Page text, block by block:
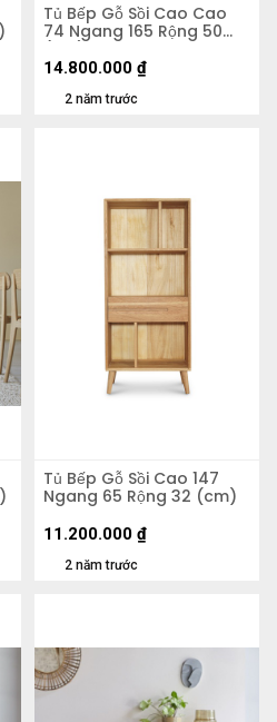
Tủ Bếp Gỗ Sồi Cao Cao
74 Ngang 165 Rộng 50
(cm)
2 năm trước
14.800.000 ₫
Tủ Bếp Gỗ Sồi Cao 147
Ngang 65 Rộng 32 (cm)
2 năm trước
11.200.000 ₫